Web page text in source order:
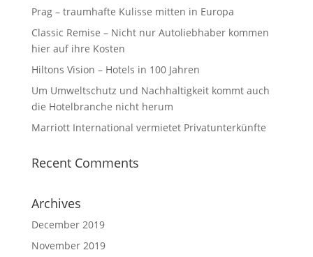
Prag – traumhafte Kulisse mitten in Europa
Classic Remise – Nicht nur Autoliebhaber kommen
hier auf ihre Kosten
Hiltons Vision – Hotels in 100 Jahren
Um Umweltschutz und Nachhaltigkeit kommt auch
die Hotelbranche nicht herum⁩
Marriott International vermietet Privatunterkünfte
Recent Comments
Archives
December 2019
November 2019